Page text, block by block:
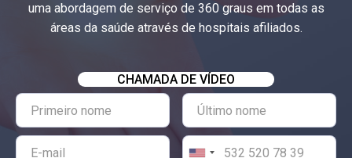
uma abordagem de serviço de 360 ​​graus em todas as
áreas da saúde através de hospitais afiliados.
CHAMADA DE VÍDEO